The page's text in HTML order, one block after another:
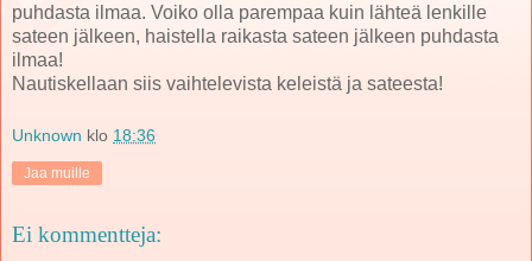
puhdasta ilmaa. Voiko olla parempaa kuin lähteä lenkille
sateen jälkeen, haistella raikasta sateen jälkeen puhdasta
ilmaa!
Nautiskellaan siis vaihtelevista keleistä ja sateesta!
Unknown klo 18:36
Jaa muille
Ei kommentteja: